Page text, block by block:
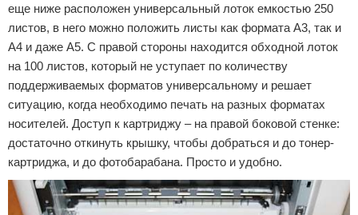
еще ниже расположен универсальный лоток емкостью 250
листов, в него можно положить листы как формата А3, так и
А4 и даже А5. С правой стороны находится обходной лоток
на 100 листов, который не уступает по количеству
поддерживаемых форматов универсальному и решает
ситуацию, когда необходимо печать на разных форматах
носителей. Доступ к картриджу – на правой боковой стенке:
достаточно откинуть крышку, чтобы добраться и до тонер-
картриджа, и до фотобарабана. Просто и удобно.